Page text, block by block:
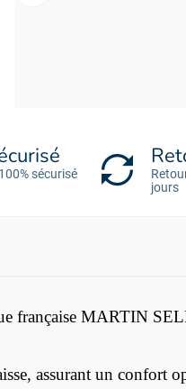
sécurisé
jours
française MARTIN
assurant un confort